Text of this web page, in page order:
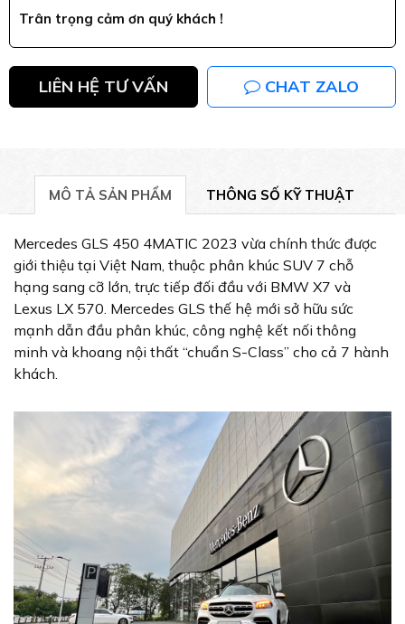
Trân trọng cảm ơn quý khách !
LIÊN HỆ TƯ VẤN CHAT ZALO
MÔ TẢ SẢN PHẨM THÔNG SỐ KỸ THUẬT
Mercedes GLS 450 4MATIC 2023 vừa chính thức được
giới thiệu tại Việt Nam, thuộc phân khúc SUV 7 chỗ
hạng sang cỡ lớn, trực tiếp đối đầu với BMW X7 và
Lexus LX 570. Mercedes GLS thế hệ mới sở hữu sức
mạnh dẫn đầu phân khúc, công nghệ kết nối thông
minh và khoang nội thất “chuẩn S-Class” cho cả 7 hành
khách.